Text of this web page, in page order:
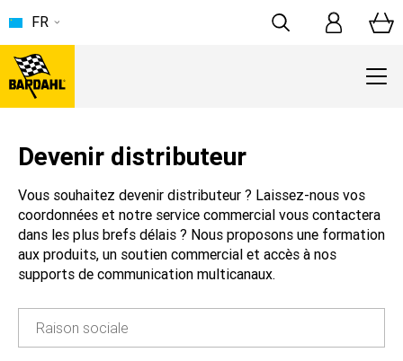
FR
Devenir distributeur
Vous souhaitez devenir distributeur ? Laissez-nous vos
coordonnées et notre service commercial vous contactera
dans les plus brefs délais ? Nous proposons une formation
aux produits, un soutien commercial et accès à nos
supports de communication multicanaux.
Raison sociale